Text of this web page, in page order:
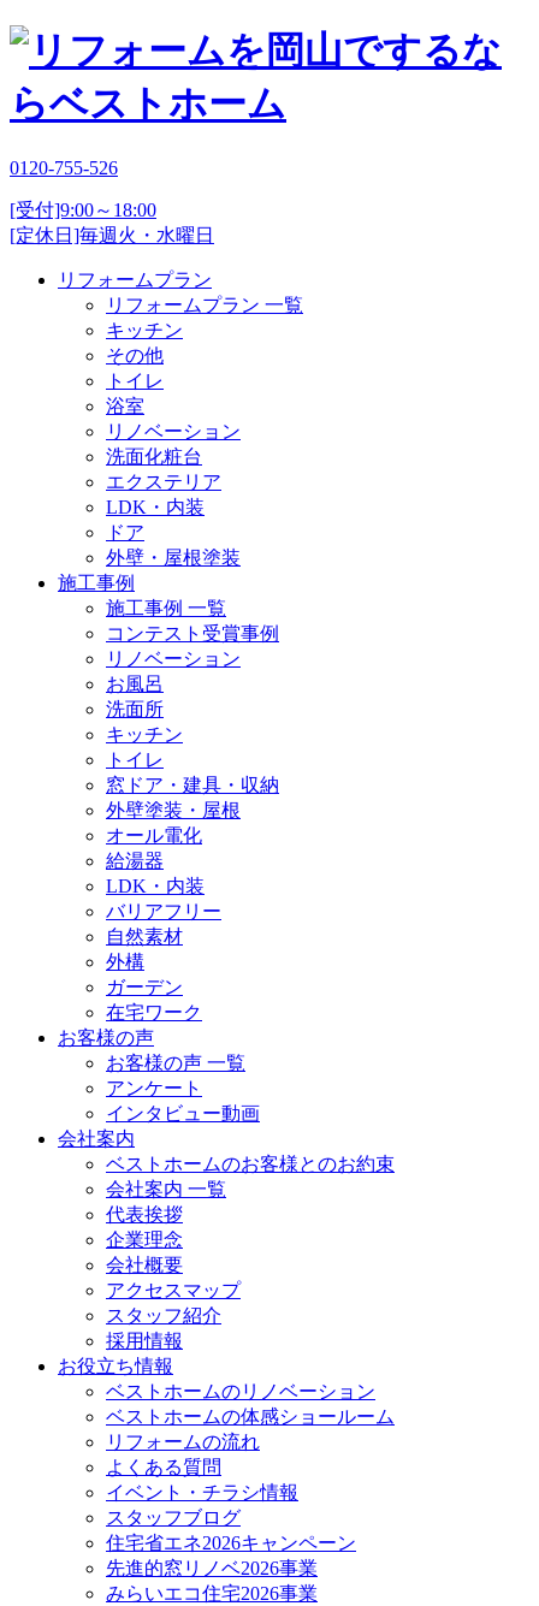
0120-755-526
[受付]9:00～18:00
[定休日]毎週火・水曜日
リフォームプラン
リフォームプラン 一覧
キッチン
その他
トイレ
浴室
リノベーション
洗面化粧台
エクステリア
LDK・内装
ドア
外壁・屋根塗装
施工事例
施工事例 一覧
コンテスト受賞事例
リノベーション
お風呂
洗面所
キッチン
トイレ
窓ドア・建具・収納
外壁塗装・屋根
オール電化
給湯器
LDK・内装
バリアフリー
自然素材
外構
ガーデン
在宅ワーク
お客様の声
お客様の声 一覧
アンケート
インタビュー動画
会社案内
ベストホームのお客様とのお約束
会社案内 一覧
代表挨拶
企業理念
会社概要
アクセスマップ
スタッフ紹介
採用情報
お役立ち情報
ベストホームのリノベーション
ベストホームの体感ショールーム
リフォームの流れ
よくある質問
イベント・チラシ情報
スタッフブログ
住宅省エネ2026キャンペーン
先進的窓リノベ2026事業
みらいエコ住宅2026事業